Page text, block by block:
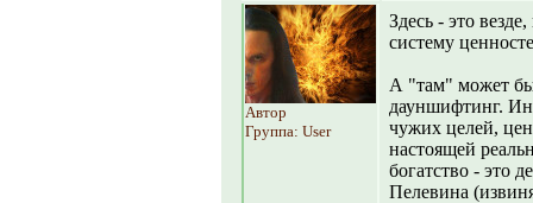
Автор
Группа: User
Здесь - это
систему
А "там" может
дауншифтинг.
чужих целей,
настоящей
богатство - это
Пелевина